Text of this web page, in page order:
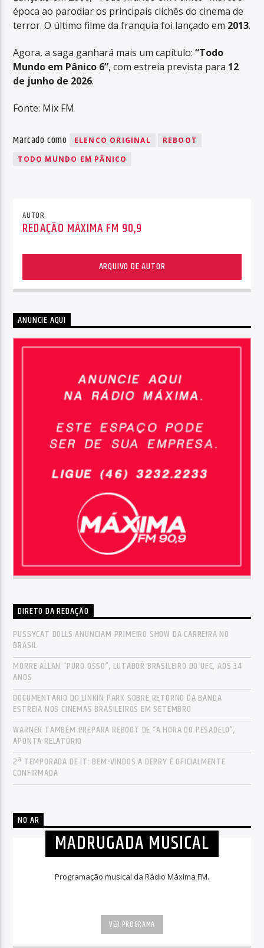
época ao parodiar os principais clichês do cinema de
terror. O último filme da franquia foi lançado em 2013.
Agora, a saga ganhará mais um capítulo:“Todo
Mundo em Pânico 6”, com estreia prevista para 12
de junho de 2026.
Fonte: Mix FM
Marcado como ELENCO ORIGINAL
REBOOT
TODO MUNDO EM PÂNICO
AUTOR
REDAÇÃO MÁXIMA FM 90,9
ARQUIVO DE AUTOR
ANUNCIE AQUI
DIRETO DA REDAÇÃO
PUSSYCAT DOLLS ANUNCIAM PRIMEIRO SHOW DA CARREIRA NO
BRASIL
MORRE ALLAN “PURO OSSO”, LUTADOR BRASILEIRO DO UFC, AOS 34
ANOS
DOCUMENTÁRIO DO LINKIN PARK SOBRE RETORNO DA BANDA
ESTREIA NOS CINEMAS BRASILEIROS EM SETEMBRO
WARNER TAMBÉM PREPARA REBOOT DE “A HORA DO PESADELO”,
APONTA RELATÓRIO
2ª TEMPORADA DE IT: BEM-VINDOS A DERRY É OFICIALMENTE
CONFIRMADA
NO AR
MADRUGADA MUSICAL
Programação musical da Rádio Máxima FM.
VER PROGRAMA